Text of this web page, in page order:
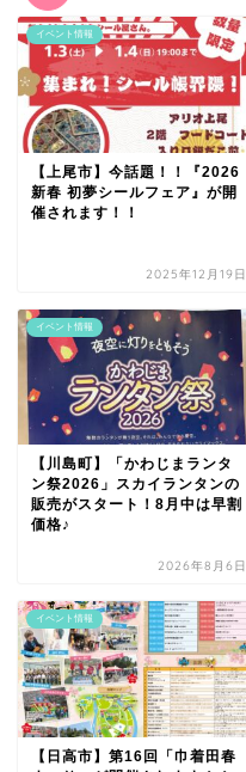
イベント情報
【上尾市】今話題！！『2026
新春 初夢シールフェア』が開
催されます！！
2025年12月19日
イベント情報
【川島町】「かわじまランタ
ン祭2026」スカイランタンの
販売がスタート！8月中は早割
価格♪
2026年8月6日
イベント情報
【日高市】第16回「巾着田春